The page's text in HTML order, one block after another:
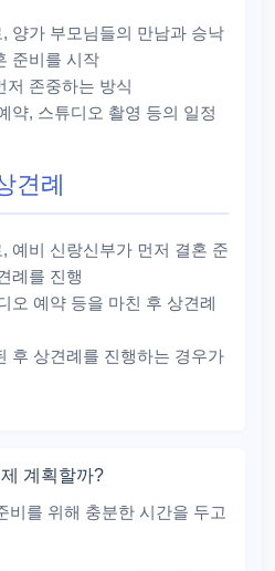
양가 부모님들의 만남과 승낙
준비를 시작
저 존중하는 방식
약, 스튜디오 촬영 등의 일정
견례
예비 신랑신부가 먼저 결혼 준
례를 진행
오 예약 등을 마친 후 상견례
후 상견례를 진행하는 경우가
계획할까?
비를 위해 충분한 시간을 두고